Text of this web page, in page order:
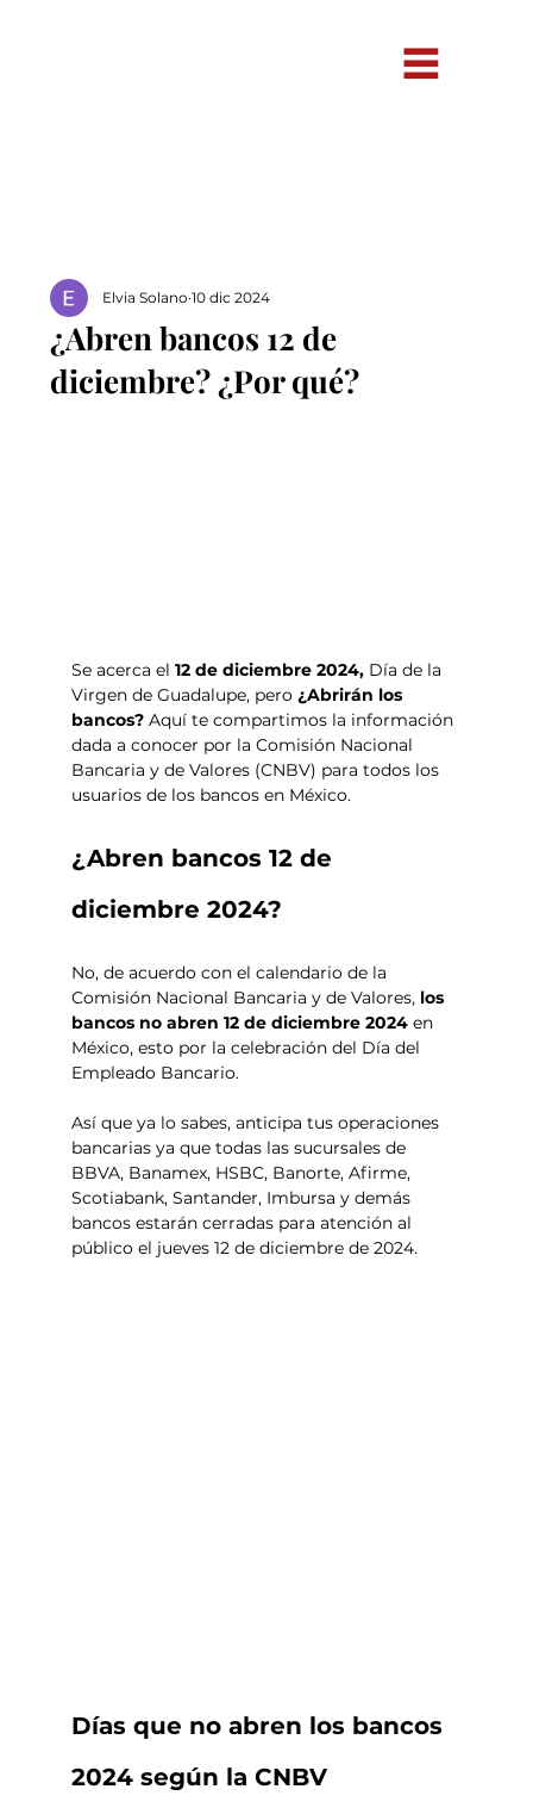
¿Abren bancos 12 de
diciembre? ¿Por qué?
Elvia Solano 10 dic 2024
Se acerca el 12 de diciembre 2024, Día de la
Virgen de Guadalupe, pero ¿Abrirán los
bancos? Aquí te compartimos la información
dada a conocer por la Comisión Nacional
Bancaria y de Valores (CNBV) para todos los
usuarios de los bancos en México.
¿Abren bancos 12 de
diciembre 2024?
No, de acuerdo con el calendario de la
Comisión Nacional Bancaria y de Valores, los
bancos no abren 12 de diciembre 2024 en
México, esto por la celebración del Día del
Empleado Bancario.
Así que ya lo sabes, anticipa tus operaciones
bancarias ya que todas las sucursales de
BBVA, Banamex, HSBC, Banorte, Afirme,
Scotiabank, Santander, Imbursa y demás
bancos estarán cerradas para atención al
público el jueves 12 de diciembre de 2024.
Días que no abren los bancos
2024 según la CNBV